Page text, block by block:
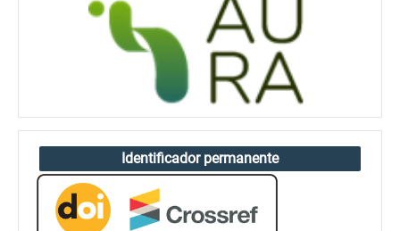
Identificador permanente